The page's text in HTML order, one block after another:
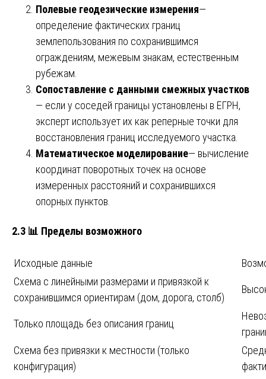
Полевые геодезические измерения—
определение фактических границ
землепользования по сохранившимся
ограждениям, межевым знакам, естественным
рубежам.
Сопоставление с данными смежных участков
— если у соседей границы установлены в ЕГРН,
эксперт использует их как реперные точки для
восстановления границ исследуемого участка.
Математическое моделирование— вычисление
координат поворотных точек на основе
измеренных расстояний и сохранившихся
опорных пунктов.
2.3 📊 Пределы возможного
Исходные данные
Схема с линейными размерами и привязкой к
сохранившимся ориентирам (дом, дорога, столб)
Только площадь без описания границ
Схема без привязки к местности (только
конфигурация)